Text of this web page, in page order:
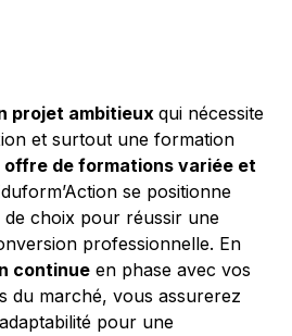
projet ambitieux qui nécessite
et surtout une formation
offre de formations variée et
se positionne
choix pour réussir une
professionnelle. En
continue en phase avec vos
du marché, vous assurerez
pour une